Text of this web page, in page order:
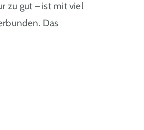
zu gut – ist mit viel
Das